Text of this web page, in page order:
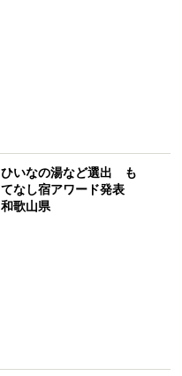
ひいなの湯など選出 も
てなし宿アワード発表
和歌山県